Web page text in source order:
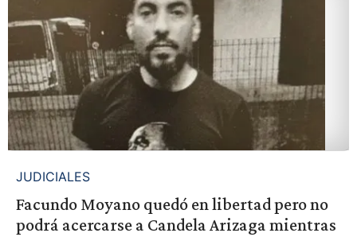
JUDICIALES
Facundo Moyano quedó en libertad pero no
podrá acercarse a Candela Arizaga mientras